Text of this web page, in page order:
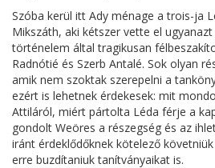
Szóba kerül itt Ady ménage a trois-ja
Mikszáth, aki kétszer vette el
történelem által tragikusan
Radnótié és Szerb Antalé. Sok olyan
amik nem szoktak szerepelni a
ezért is lehetnek érdekesek: mit
Attiláról, miért pártolta Léda férje a
gondolt Weöres a részegség és az
iránt érdeklődőknek kötelező
erre buzdítaniuk tanítványaikat is.